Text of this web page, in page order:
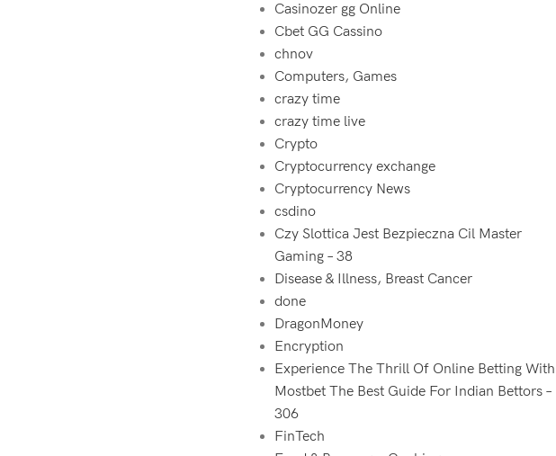
Casinozer gg Online
Cbet GG Cassino
chnov
Computers, Games
crazy time
crazy time live
Crypto
Cryptocurrency exchange
Cryptocurrency News
csdino
Czy Slottica Jest Bezpieczna Cil Master
Gaming – 38
Disease & Illness, Breast Cancer
done
DragonMoney
Encryption
Experience The Thrill Of Online Betting With
Mostbet The Best Guide For Indian Bettors –
306
FinTech